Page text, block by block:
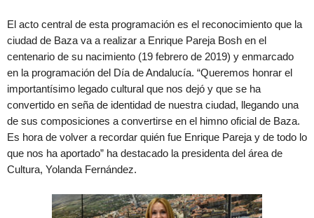
El acto central de esta programación es el reconocimiento que la
ciudad de Baza va a realizar a Enrique Pareja Bosh en el
centenario de su nacimiento (19 febrero de 2019) y enmarcado
en la programación del Día de Andalucía. “Queremos honrar el
importantísimo legado cultural que nos dejó y que se ha
convertido en seña de identidad de nuestra ciudad, llegando una
de sus composiciones a convertirse en el himno oficial de Baza.
Es hora de volver a recordar quién fue Enrique Pareja y de todo lo
que nos ha aportado” ha destacado la presidenta del área de
Cultura, Yolanda Fernández.